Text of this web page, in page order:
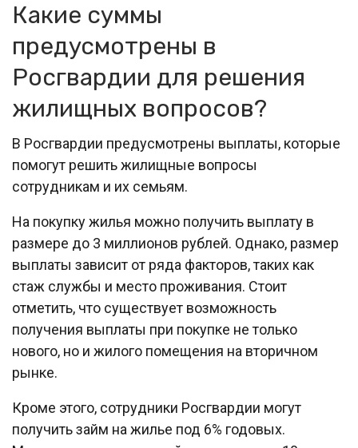
Какие суммы
предусмотрены в
Росгвардии для решения
жилищных вопросов?
В Росгвардии предусмотрены выплаты, которые
помогут решить жилищные вопросы
сотрудникам и их семьям.
На покупку жилья можно получить выплату в
размере до 3 миллионов рублей. Однако, размер
выплаты зависит от ряда факторов, таких как
стаж службы и место проживания. Стоит
отметить, что существует возможность
получения выплаты при покупке не только
нового, но и жилого помещения на вторичном
рынке.
Кроме этого, сотрудники Росгвардии могут
получить займ на жилье под 6% годовых.